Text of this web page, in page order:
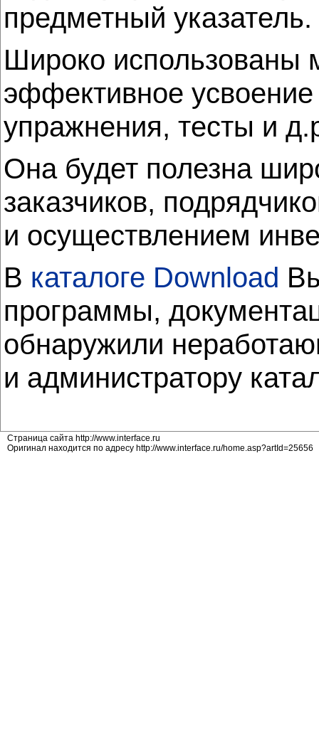
предметный указатель.
Широко использованы
эффективное
упражнения, тесты и
Она будет полезна
заказчиков,
и осуществлением
В каталоге Download
программы,
обнаружили
и администратору
Страница сайта http://www.interface.ru
Оригинал находится по адресу http://www.interface.ru/home.asp?artId=25656